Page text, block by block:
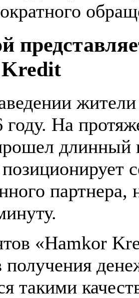
году. На
длинный
«Hamkor
получения
такими